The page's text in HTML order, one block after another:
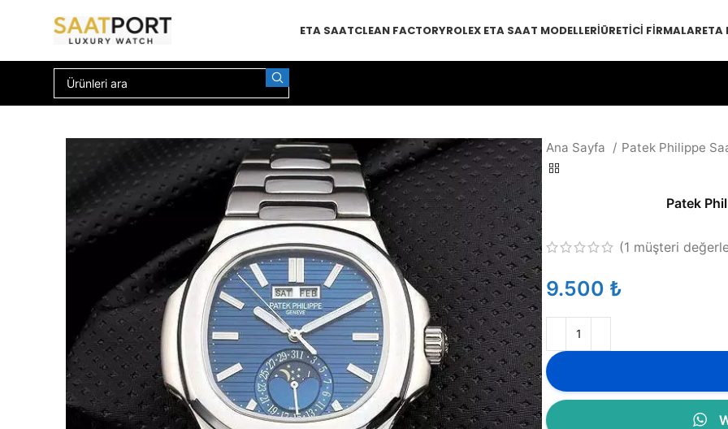
ETA SAATCLEAN FACTORYROLEX ETA SAAT MODELLERIÜRETICI FIRMALARETA
Ana Sayfa Patek Philippe
Patek
(1 müşteri
₺